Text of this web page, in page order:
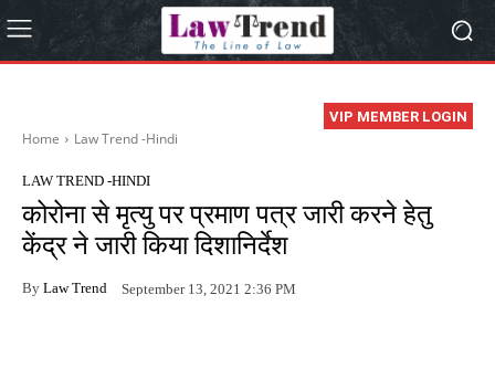
VIP MEMBER LOGIN
Home Law Trend -Hindi
LAW TREND -HINDI
कोरोना से मृत्यु पर प्रमाण पत्र जारी करने हेतु
केंद्र ने जारी किया दिशानिर्देश
By Law Trend September 13, 2021 2:36 PM